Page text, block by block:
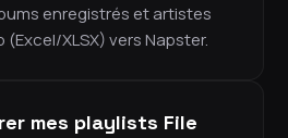
enregistrés et artistes
(Excel/XLSX) vers Napster.
mes playlists File